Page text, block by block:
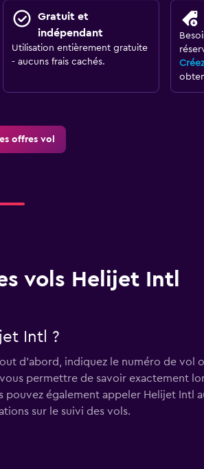
Gratuit et
indépendant
Utilisation entièrement gratuite
- aucuns frais cachés.
offres vol
vols Helijet Intl
Intl ?
d'abord, indiquez le numéro de vol
permettre de savoir exactement
également appeler Helijet Intl
sur le suivi des vols.